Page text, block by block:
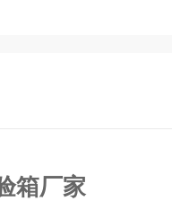
箱厂家